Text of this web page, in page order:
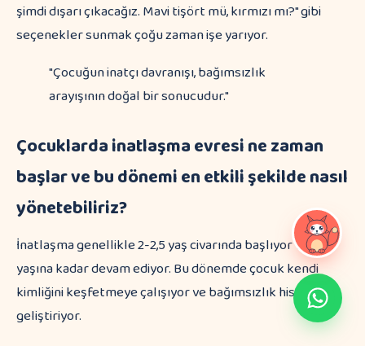
şimdi dışarı çıkacağız. Mavi tişört mü, kırmızı mı?" gibi
seçenekler sunmak çoğu zaman işe yarıyor.
"Çocuğun inatçı davranışı, bağımsızlık
arayışının doğal bir sonucudur."
Çocuklarda inatlaşma evresi ne zaman
başlar ve bu dönemi en etkili şekilde nasıl
yönetebiliriz?
İnatlaşma genellikle 2-2,5 yaş civarında başlıyor ve 4
yaşına kadar devam ediyor. Bu dönemde çocuk kendi
kimliğini keşfetmeye çalışıyor ve bağımsızlık hissini
geliştiriyor.